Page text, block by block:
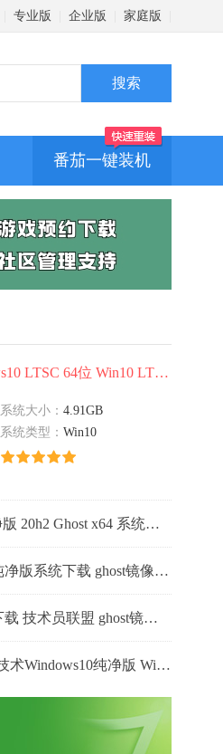
专业版 企业版 家庭版
番茄一键装机
技术员联盟Windows10 LTSC 64位 Win10 LTSC纯净版 V2022
系统大小： 4.91GB
系统类型： Win10
番茄花园win10纯净版 20h2 Ghost x64 系统下载 v2022.06
技术员联盟Win10纯净版系统下载 ghost镜像 ISO v2022.07 下载
Win10专业版系统下载 技术员联盟 ghost镜像 ISO v2022.07 下载
【国庆特献】深度技术Windows10纯净版 Win10 GHOST镜像64位系统下载